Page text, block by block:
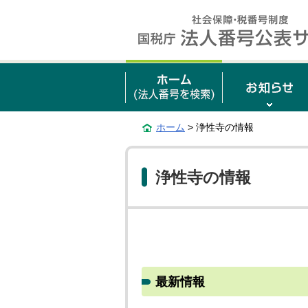
ホーム > 浄性寺の情報
浄性寺の情報
最新情報